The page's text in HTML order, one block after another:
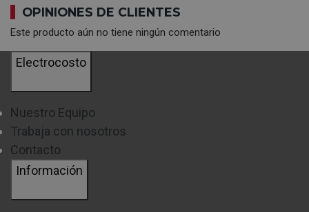
OPINIONES DE CLIENTES
Este producto aún no tiene ningún comentario
Electrocosto
Nuestro Equipo
Trabaja con nosotros
Contacto
Información